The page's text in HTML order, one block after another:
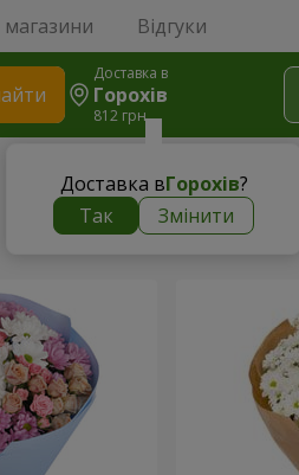
Відгуки
Доставка в
Горохів
812 грн
Доставка вГорохів?
Так
Змінити